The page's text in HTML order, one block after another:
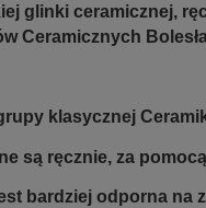
glinki ceramicznej,
Ceramicznych
klasycznej
są ręcznie, za
bardziej odporna na